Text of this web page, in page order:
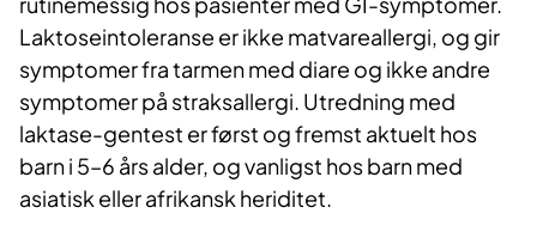
Laktoseintoleranse er ikke matvareallergi, og gir
symptomer fra tarmen med diare og ikke andre
symptomer på straksallergi. Utredning med
laktase-gentest er først og fremst aktuelt hos
barn i 5–6 års alder, og vanligst hos barn med
asiatisk eller afrikansk heriditet.